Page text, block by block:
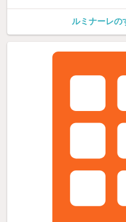
ルミナーレの